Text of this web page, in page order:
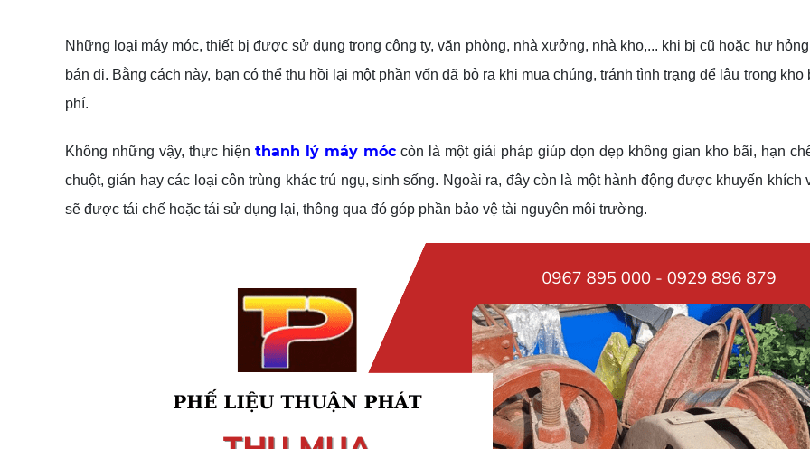
Những loại máy móc, thiết bị được sử dụng trong công ty, văn phòng, nhà xưởng, nhà kho,... khi bị cũ hoặc hư
bán đi. Bằng cách này, bạn có thể thu hồi lại một phần vốn đã bỏ ra khi mua chúng, tránh tình trạng để lâu trong kho
phí.
Không những vậy, thực hiện thanh lý máy móc còn là một giải pháp giúp dọn dẹp không gian kho bãi, hạn
chuột, gián hay các loại côn trùng khác trú ngụ, sinh sống. Ngoài ra, đây còn là một hành động được khuyến khích
sẽ được tái chế hoặc tái sử dụng lại, thông qua đó góp phần bảo vệ tài nguyên môi trường.